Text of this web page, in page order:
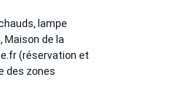
lampe
Maison de la
(réservation et
des zones